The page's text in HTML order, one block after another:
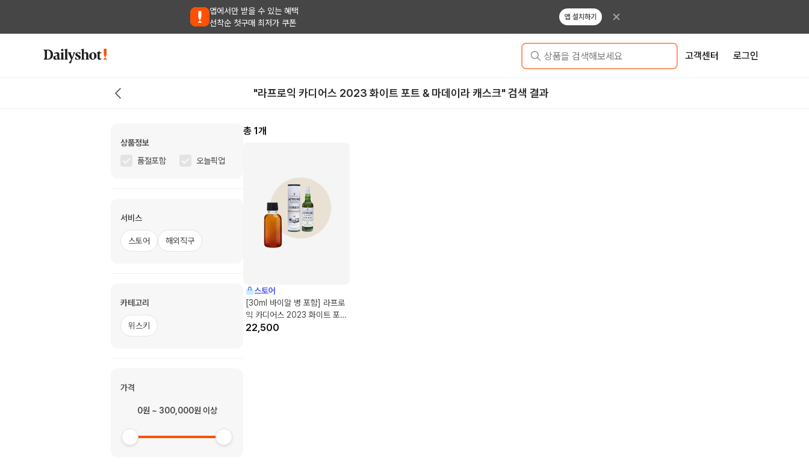
앱에서만 받을 수 있는 혜택
선착순 첫구매 최저가 쿠폰
앱 설치하기
상품을 검색해보세요 고객센터 로그인
"라프로익 카디어스 2023 화이트 포트 & 마데이라 캐스크" 검색 결과
상품정보
품절포함
오늘픽업
서비스
스토어 해외직구
카테고리
위스키
가격
0원 ~ 300,000원 이상
총 1개
스토어
[30ml 바이알 병 포함] 라프로
익 카디어스 2023 화이트 포트
& 마데이라 캐스크 바이알
22,500